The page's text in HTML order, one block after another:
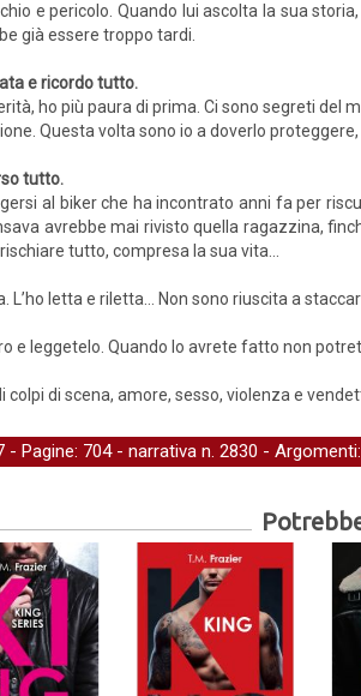
e pericolo. Quando lui ascolta la sua
già essere troppo tardi.
e ricordo tutto.
ho più paura di prima. Ci sono segreti
Questa volta sono io a doverlo
tutto.
al biker che ha incontrato anni fa per
avrebbe mai rivisto quella ragazzina,
tutto, compresa la sua vita...
L’ho letta e riletta… Non sono riuscita a
e leggetelo. Quando lo avrete fatto non
colpi di scena, amore, sesso, violenza e
- Pagine: 704 - narrativa n. 2830 -